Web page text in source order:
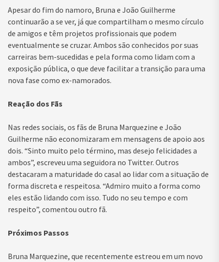
Apesar do fim do namoro, Bruna e João Guilherme
continuarão a se ver, já que compartilham o mesmo círculo
de amigos e têm projetos profissionais que podem
eventualmente se cruzar. Ambos são conhecidos por suas
carreiras bem-sucedidas e pela forma como lidam com a
exposição pública, o que deve facilitar a transição para uma
nova fase como ex-namorados.
Reação dos Fãs
Nas redes sociais, os fãs de Bruna Marquezine e João
Guilherme não economizaram em mensagens de apoio aos
dois. “Sinto muito pelo término, mas desejo felicidades a
ambos”, escreveu uma seguidora no Twitter. Outros
destacaram a maturidade do casal ao lidar com a situação de
forma discreta e respeitosa. “Admiro muito a forma como
eles estão lidando com isso. Tudo no seu tempo e com
respeito”, comentou outro fã.
Próximos Passos
Bruna Marquezine, que recentemente estreou em um novo